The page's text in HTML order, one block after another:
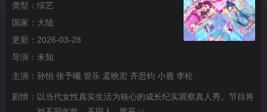
类型： 综艺
国家： 大陆
更新： 2026-03-28
导演： 未知
主演： 孙怡 张予曦 管乐 孟映宏 齐思钧 小鹿 李松
剧情： 以当代女性真实生活为核心的成长纪实观察真人秀。节目将